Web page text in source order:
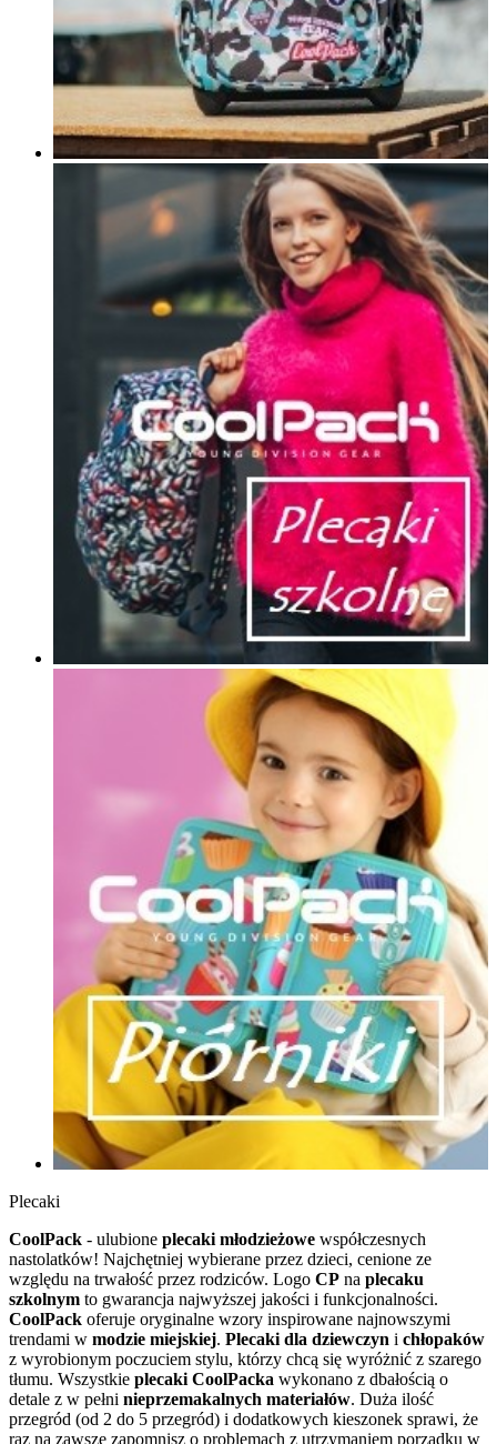
Plecaki
CoolPack - ulubione plecaki młodzieżowe współczesnych
nastolatków! Najchętniej wybierane przez dzieci, cenione ze
względu na trwałość przez rodziców. Logo CP na plecaku
szkolnym to gwarancja najwyższej jakości i funkcjonalności.
CoolPack oferuje oryginalne wzory inspirowane najnowszymi
trendami w modzie miejskiej. Plecaki dla dziewczyn i chłopaków
z wyrobionym poczuciem stylu, którzy chcą się wyróżnić z szarego
tłumu. Wszystkie plecaki CoolPacka wykonano z dbałością o
detale z w pełni nieprzemakalnych materiałów. Duża ilość
przegród (od 2 do 5 przegród) i dodatkowych kieszonek sprawi, że
raz na zawsze zapomnisz o problemach z utrzymaniem porządku w